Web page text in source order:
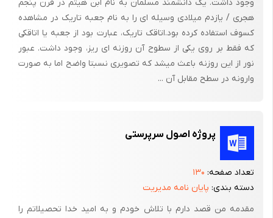
ساخت خانه را آغاز نمود. خانه‌ای به مساحت 3200 متر با 50 اتاق و
مجهزترین سیستم گرمایش، تلفن و برق و از همه مهم‌تر با طراحی
داخلی طراحان کاخ سفید که هزینه ساختش مبلغی معادل 335 هزار
دلار آن زمان شد، ساخت.
خانوادگی نتوانسته بود ادامه تحصیل دهد، در این دوران که صاحب
مال و شهرت شده بود همواره به موسسات آموزشی کمک‌های شایانی
موسسه تکنولوژیکی «ماساچوست» اهدا نمود. همچنین مرکز فن‌آوری
«Eastman» به عنوان هدیه دریافت کرد. او همچنین هدیه‌ای معادل
وجود داشت. یک دانشمند مسلمان به نام ابن هیثم در قرن پنجم
هجری / یازدم میلادی وسیله ای را به نام جعبه تاریک در مشاهده
کسوف استفاده کرده بود.اتاقک تاریک، عبارت بود از جعبه یا اتاقکی
که فقط بر روی یکی از سطوح آن روزنه ای ریز، وجود داشت. عبور
نور از این روزنه باعث میشد که تصویری نسبتا واضح اما به صورت
وارونه در سطح مقابل آن ...
پروژه اصول سرپرستی
تعداد صفحه: ۱۳۰
دسته بندی: پایان نامه مدیریت
مقدمه من قصد دارم با تلاش خودم و به امید خدا تحصیلاتم را